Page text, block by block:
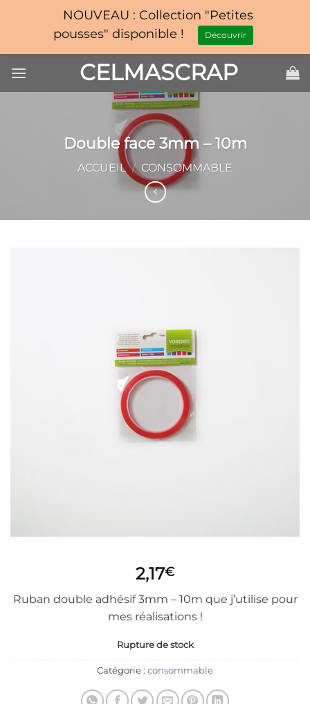
au
contenu
CELMASCRAP
Double face 3mm – 10m
ACCUEIL / CONSOMMABLE
2,17€
Ruban double adhésif 3mm – 10m que j’utilise pour
mes réalisations !
Rupture de stock
Catégorie : consommable
NOUVEAU : Collection "Petites
pousses" disponible !
Découvrir